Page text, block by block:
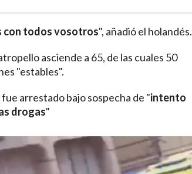
con todos vosotros", añadió el holandés.
asciende a 65, de las cuales 50
"estables".
arrestado bajo sospecha de "intento
drogas"